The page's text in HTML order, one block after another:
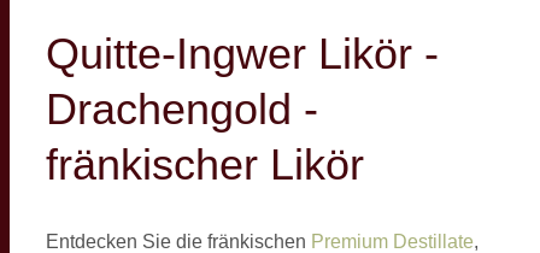
Quitte-Ingwer Likör -
Drachengold -
fränkischer Likör
Entdecken Sie die fränkischen Premium Destillate,